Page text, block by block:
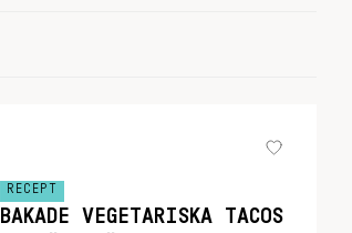
RECEPT
BAKADE VEGETARISKA TACOS